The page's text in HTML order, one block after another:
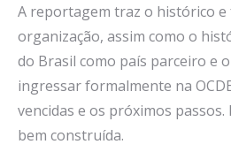
A reportagem traz o histórico e
organização, assim como o
do Brasil como país parceiro e
ingressar formalmente na
vencidas e os próximos
bem construída.